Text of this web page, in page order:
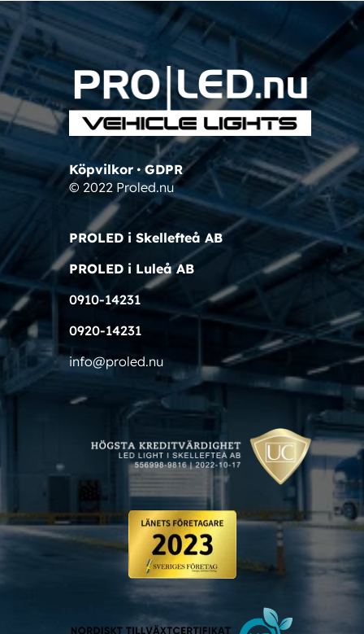
Köpvilkor•GDPR
© 2022 Proled.nu
PROLED i Skellefteå AB
PROLED i Luleå AB
0910-14231
0920-14231
info@proled.nu